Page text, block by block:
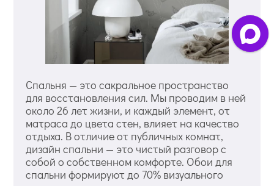
Спальня — это сакральное пространство
для восстановления сил. Мы проводим в ней
около 26 лет жизни, и каждый элемент, от
матраса до цвета стен, влияет на качество
отдыха. В отличие от публичных комнат,
дизайн спальни — это чистый разговор с
собой о собственном комфорте. Обои для
спальни формируют до 70% визуального